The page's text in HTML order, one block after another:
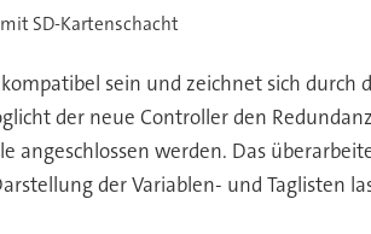
SD-Kartenschacht
sein und zeichnet sich durch
der neue Controller den
werden. Das
der Variablen- und Taglisten